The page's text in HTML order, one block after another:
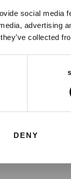
social media
advertising
collected
DENY
BEST
in